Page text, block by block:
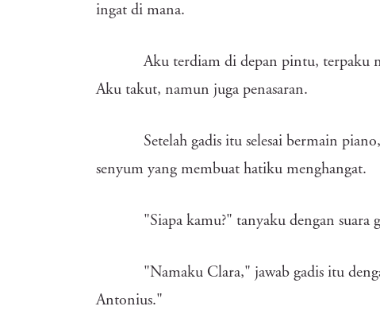
ingat di mana.
Aku terdiam di depan pintu, terpaku
Aku takut, namun juga penasaran.
Setelah gadis itu selesai bermain
senyum yang membuat hatiku menghangat.
"Siapa kamu?" tanyaku dengan suara
"Namaku Clara," jawab gadis itu
Antonius."